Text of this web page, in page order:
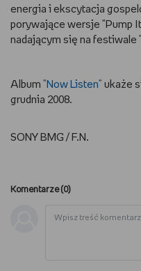
WYDARZENIA
energia i ekscytacja
porywające wersje "Pump
nadającym się na festiwale
Album "Now Listen" ukaże
grudnia 2008.
SONY BMG / F.N.
Komentarze (0)